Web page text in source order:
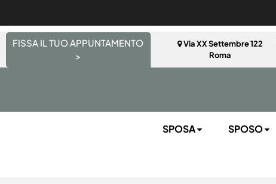
FISSA IL TUO APPUNTAMENTO
>
Via XX Settembre 122
Roma
SPOSA SPOSO